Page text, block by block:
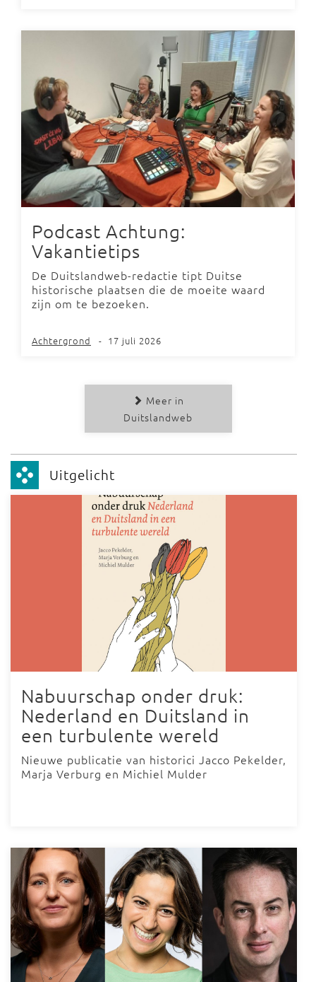
Podcast Achtung:
Vakantietips
De Duitslandweb-redactie tipt Duitse
historische plaatsen die de moeite waard
zijn om te bezoeken.
Achtergrond - 17 juli 2026
Meer in
Duitslandweb
Uitgelicht
Nabuurschap onder druk:
Nederland en Duitsland in
een turbulente wereld
Nieuwe publicatie van historici Jacco Pekelder,
Marja Verburg en Michiel Mulder